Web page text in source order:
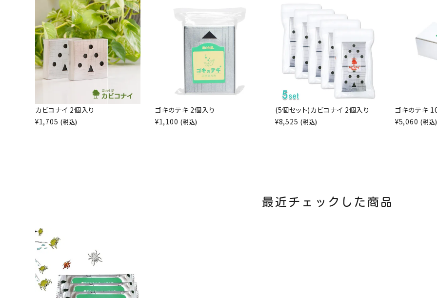
カビコナイ 2個入り
¥1,705 (税込)
ゴキのテキ 2個入り
¥1,100 (税込)
(5個セット)カビコナイ 2個入り
¥8,525 (税込)
ゴキのテキ
¥5,060 (税込
最近チェックした商品